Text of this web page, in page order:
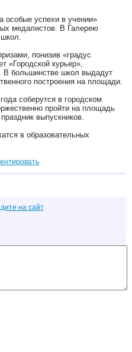
особые успехи в учении»
медалистов. В Галерею
понизив «градус
«Городской курьер»,
В большинстве школ выдадут
построения на площади.
соберутся в городском
пройти на площадь
выпускников.
в образовательных
на сайт.